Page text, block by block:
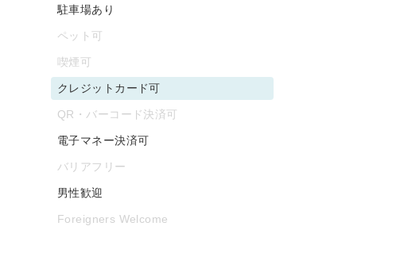
駐車場あり
ペット可
喫煙可
クレジットカード可
QR・バーコード決済可
電子マネー決済可
バリアフリー
男性歓迎
Foreigners Welcome